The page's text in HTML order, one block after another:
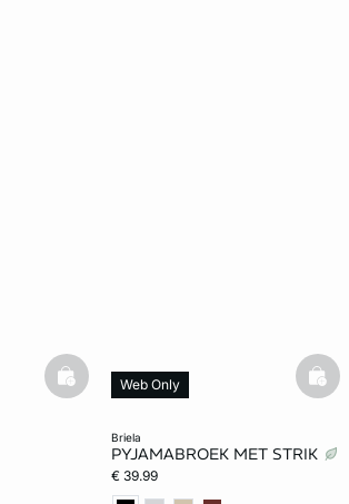
basketfull
briela
PYJAMABROEK MET STRIK
€ 39.99
Web Only